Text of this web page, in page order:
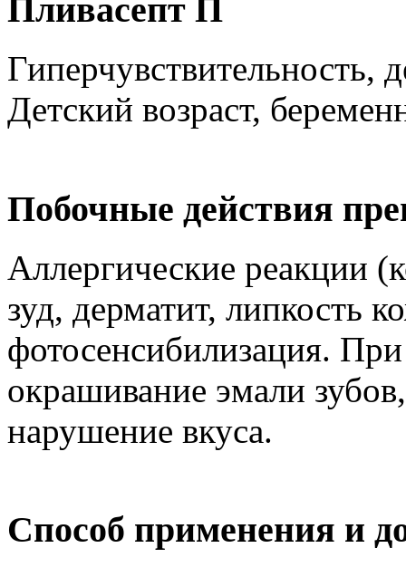
Пливасепт П
Гиперчувствительность,
Детский возраст,
Побочные действия
Аллергические реакции
зуд, дерматит, липкость
фотосенсибилизация.
окрашивание эмали
нарушение вкуса.
Способ применения и